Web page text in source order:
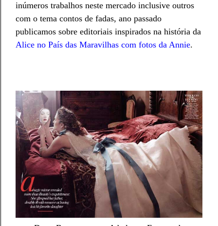
inúmeros trabalhos neste mercado inclusive outros
com o tema contos de fadas, ano passado
publicamos sobre editoriais inspirados na história da
Alice no País das Maravilhas com fotos da Annie.